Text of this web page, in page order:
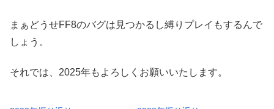
まぁどうせFF8のバグは見つかるし縛りプレイもするんで
しょう。
それでは、2025年もよろしくお願いいたします。